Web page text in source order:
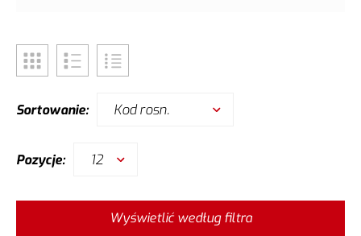
Sortowanie: Kod rosn.
Pozycje: 12
Wyświetlić według filtra